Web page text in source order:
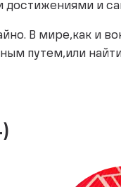
достижениями и
В мире,как и
путем,или